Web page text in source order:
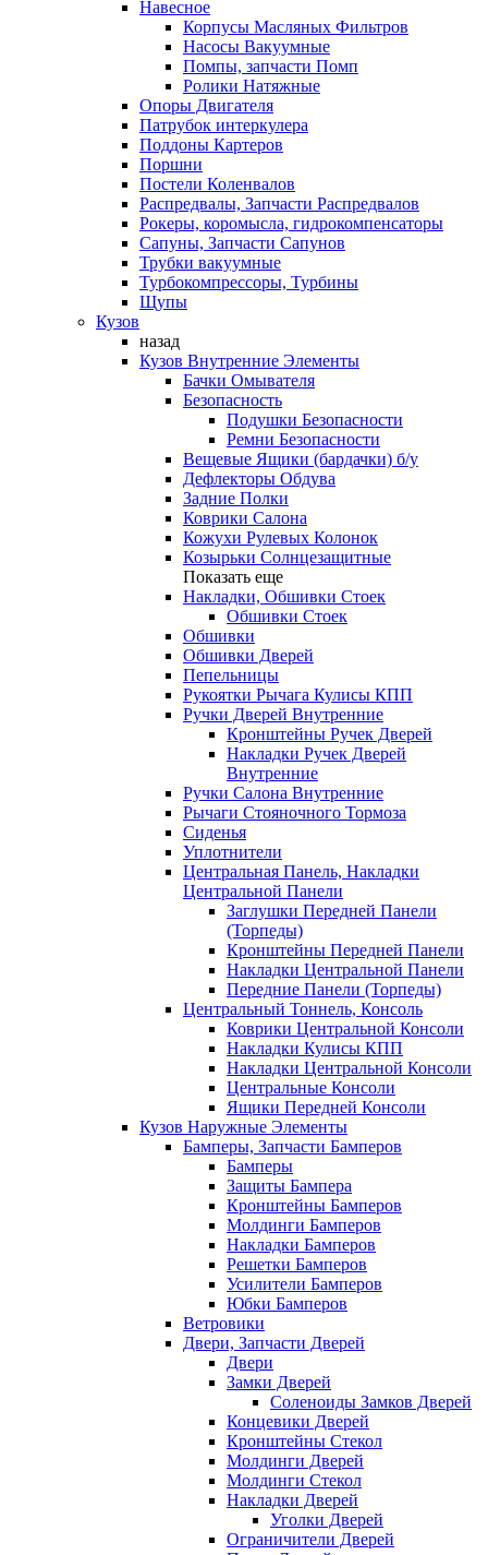
Навесное
Корпусы Масляных Фильтров
Насосы Вакуумные
Помпы, запчасти Помп
Ролики Натяжные
Опоры Двигателя
Патрубок интеркулера
Поддоны Картеров
Поршни
Постели Коленвалов
Распредвалы, Запчасти Распредвалов
Рокеры, коромысла, гидрокомпенсаторы
Сапуны, Запчасти Сапунов
Трубки вакуумные
Турбокомпрессоры, Турбины
Щупы
Кузов
назад
Кузов Внутренние Элементы
Бачки Омывателя
Безопасность
Подушки Безопасности
Ремни Безопасности
Вещевые Ящики (бардачки) б/у
Дефлекторы Обдува
Задние Полки
Коврики Салона
Кожухи Рулевых Колонок
Козырьки Солнцезащитные
Показать еще
Накладки, Обшивки Стоек
Обшивки Стоек
Обшивки
Обшивки Дверей
Пепельницы
Рукоятки Рычага Кулисы КПП
Ручки Дверей Внутренние
Кронштейны Ручек Дверей
Накладки Ручек Дверей
Внутренние
Ручки Салона Внутренние
Рычаги Стояночного Тормоза
Сиденья
Уплотнители
Центральная Панель, Накладки
Центральной Панели
Заглушки Передней Панели
(Торпеды)
Кронштейны Передней Панели
Накладки Центральной Панели
Передние Панели (Торпеды)
Центральный Тоннель, Консоль
Коврики Центральной Консоли
Накладки Кулисы КПП
Накладки Центральной Консоли
Центральные Консоли
Ящики Передней Консоли
Кузов Наружные Элементы
Бамперы, Запчасти Бамперов
Бамперы
Защиты Бампера
Кронштейны Бамперов
Молдинги Бамперов
Накладки Бамперов
Решетки Бамперов
Усилители Бамперов
Юбки Бамперов
Ветровики
Двери, Запчасти Дверей
Двери
Замки Дверей
Соленоиды Замков Дверей
Концевики Дверей
Кронштейны Стекол
Молдинги Дверей
Молдинги Стекол
Накладки Дверей
Уголки Дверей
Ограничители Дверей